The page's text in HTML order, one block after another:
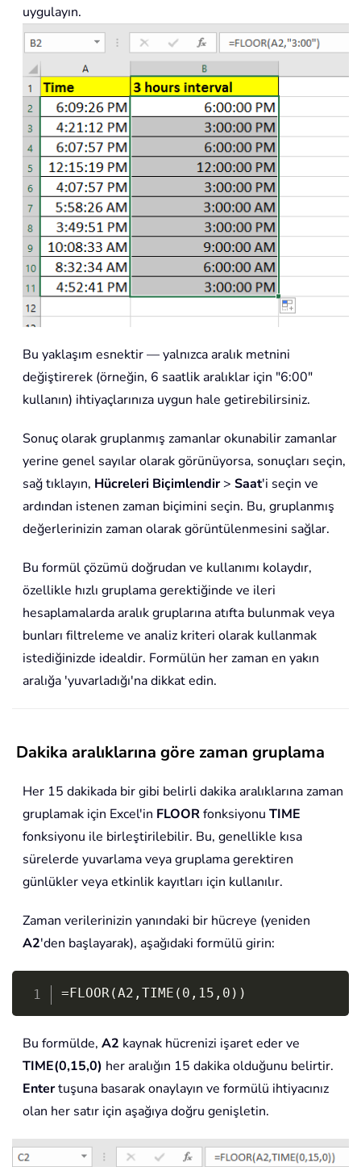
uygulayın.
Bu yaklaşım esnektir — yalnızca aralık metnini
değiştirerek (örneğin, 6 saatlik aralıklar için "6:00"
kullanın) ihtiyaçlarınıza uygun hale getirebilirsiniz.
Sonuç olarak gruplanmış zamanlar okunabilir zamanlar
yerine genel sayılar olarak görünüyorsa, sonuçları seçin,
sağ tıklayın, Hücreleri Biçimlendir> Saat'i seçin ve
ardından istenen zaman biçimini seçin. Bu, gruplanmış
değerlerinizin zaman olarak görüntülenmesini sağlar.
Bu formül çözümü doğrudan ve kullanımı kolaydır,
özellikle hızlı gruplama gerektiğinde ve ileri
hesaplamalarda aralık gruplarına atıfta bulunmak veya
bunları filtreleme ve analiz kriteri olarak kullanmak
istediğinizde idealdir. Formülün her zaman en yakın
aralığa 'yuvarladığı'na dikkat edin.
Dakika aralıklarına göre zaman gruplama
Her 15 dakikada bir gibi belirli dakika aralıklarına zaman
gruplamak için Excel'in FLOORfonksiyonu TIME
fonksiyonu ile birleştirilebilir. Bu, genellikle kısa
sürelerde yuvarlama veya gruplama gerektiren
günlükler veya etkinlik kayıtları için kullanılır.
Zaman verilerinizin yanındaki bir hücreye (yeniden
A2'den başlayarak), aşağıdaki formülü girin:
=FLOOR(A2,TIME(0,15,0))
Bu formülde, A2 kaynak hücrenizi işaret eder ve
TIME(0,15,0) her aralığın 15 dakika olduğunu belirtir.
Entertuşuna basarak onaylayın ve formülü ihtiyacınız
olan her satır için aşağıya doğru genişletin.